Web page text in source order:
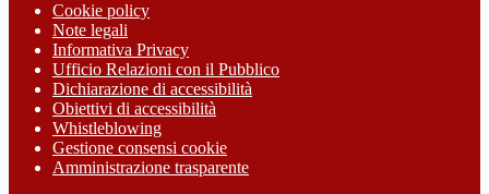
Cookie policy
Note legali
Informativa Privacy
Ufficio Relazioni con il Pubblico
Dichiarazione di accessibilità
Obiettivi di accessibilità
Whistleblowing
Gestione consensi cookie
Amministrazione trasparente